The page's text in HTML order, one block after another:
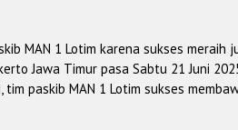
MAN 1 Lotim karena sukses meraih
Jawa Timur pasa Sabtu 21 Juni
paskib MAN 1 Lotim sukses